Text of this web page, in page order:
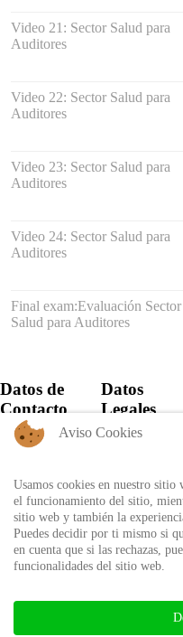
Video 21: Sector Salud para
Auditores
Video 22: Sector Salud para
Auditores
Video 23: Sector Salud para
Auditores
Video 24: Sector Salud para
Auditores
Final exam:Evaluación Sector
Salud para Auditores
Datos de
Contacto
+57 60 1
6818530
+57 311
8666327 - 323
6964227
info@auditool.org
Datos
Legales
Política de
Uso
de
tratamiento
Aviso Cookies
Usamos cookies en nuestro sitio
el funcionamiento del sitio,
sitio web y también la
Puedes decidir por ti mismo si
en cuenta que si las rechazas,
funcionalidades del sitio web.